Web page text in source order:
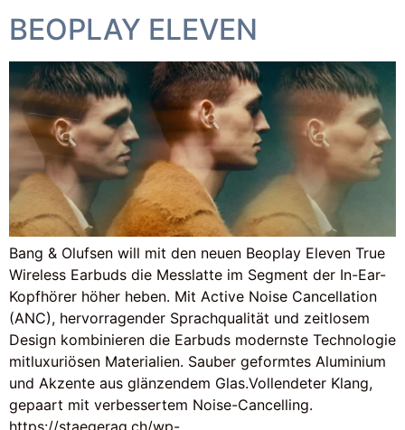
BEOPLAY ELEVEN
Bang & Olufsen will mit den neuen Beoplay Eleven True
Wireless Earbuds die Messlatte im Segment der In-Ear-
Kopfhörer höher heben. Mit Active Noise Cancellation
(ANC), hervorragender Sprachqualität und zeitlosem
Design kombinieren die Earbuds modernste Technologie
mitluxuriösen Materialien. Sauber geformtes Aluminium
und Akzente aus glänzendem Glas.Vollendeter Klang,
gepaart mit verbessertem Noise-Cancelling.
https://staegerag.ch/wp-